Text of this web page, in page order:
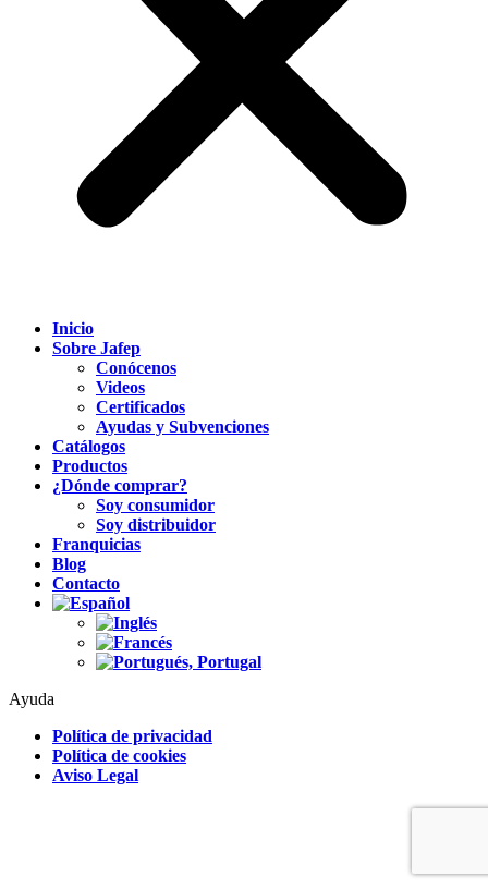
Inicio
Sobre Jafep
Conócenos
Videos
Certificados
Ayudas y Subvenciones
Catálogos
Productos
¿Dónde comprar?
Soy consumidor
Soy distribuidor
Franquicias
Blog
Contacto
Ayuda
Política de privacidad
Política de cookies
Aviso Legal